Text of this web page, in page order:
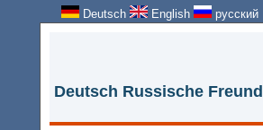
Deutsch English русский
Deutsch Russische